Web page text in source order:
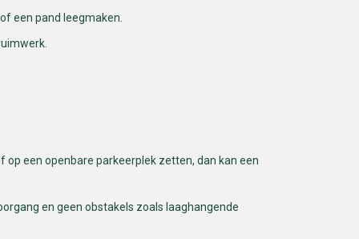
een pand leegmaken.
op een openbare parkeerplek zetten, dan kan een
en geen obstakels zoals laaghangende